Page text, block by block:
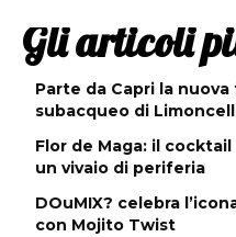
Gli articoli
Parte da Capri la
subacqueo di
Flor de Maga: il
un vivaio di periferia
DOuMIX? celebra
con Mojito Twist